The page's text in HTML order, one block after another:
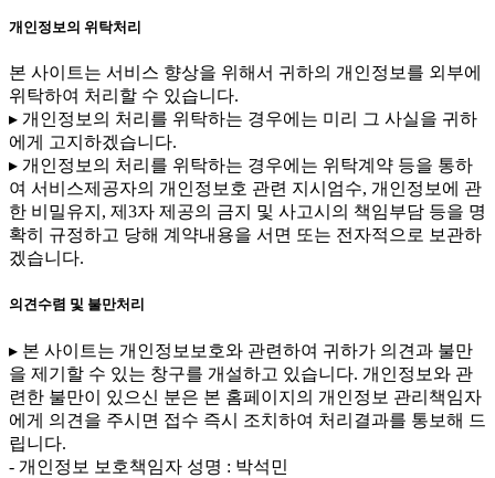
개인정보의 위탁처리
본 사이트는 서비스 향상을 위해서 귀하의 개인정보를 외부에
위탁하여 처리할 수 있습니다.
▸ 개인정보의 처리를 위탁하는 경우에는 미리 그 사실을 귀하
에게 고지하겠습니다.
▸ 개인정보의 처리를 위탁하는 경우에는 위탁계약 등을 통하
여 서비스제공자의 개인정보호 관련 지시엄수, 개인정보에 관
한 비밀유지, 제3자 제공의 금지 및 사고시의 책임부담 등을 명
확히 규정하고 당해 계약내용을 서면 또는 전자적으로 보관하
겠습니다.
의견수렴 및 불만처리
▸ 본 사이트는 개인정보보호와 관련하여 귀하가 의견과 불만
을 제기할 수 있는 창구를 개설하고 있습니다. 개인정보와 관
련한 불만이 있으신 분은 본 홈페이지의 개인정보 관리책임자
에게 의견을 주시면 접수 즉시 조치하여 처리결과를 통보해 드
립니다.
- 개인정보 보호책임자 성명 : 박석민